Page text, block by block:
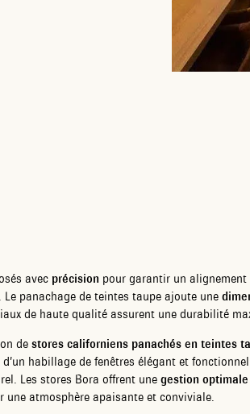
avec précision pour garantir un
panachage de teintes taupe ajoute une
de haute qualité assurent une durabilité
de stores californiens panachés en teintes
habillage de fenêtres élégant et
Les stores Bora offrent une gestion
une atmosphère apaisante et conviviale.